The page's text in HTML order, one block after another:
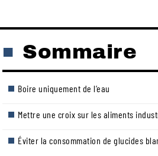
Sommaire
Boire uniquement de l’eau
Mettre une croix sur les aliments
Éviter la consommation de glucides